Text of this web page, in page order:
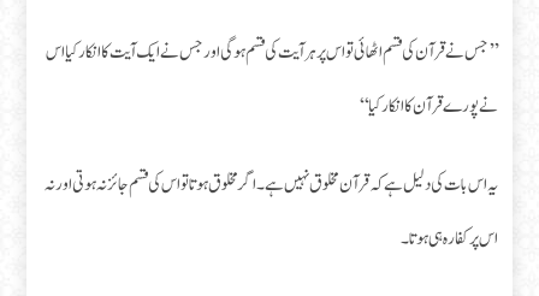
’’جس نے قرآن کی قسم اٹھائی تو اس پر ہر آیت کی قسم ہوگی اور جس نے ایک آیت کا انکار کیا اس
نے پورے قرآن کا انکار کیا‘‘
یہ اس بات کی دلیل ہے کہ قرآن مخلوق نہیں ہے۔ اگر مخلوق ہوتا تو اس کی قسم جائز نہ ہوتی اور نہ
اس پر کفارہ ہی ہوتا۔